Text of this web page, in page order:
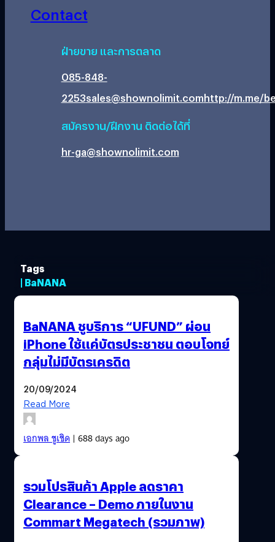
Contact
ฝ่ายขาย และการตลาด
085-848-
2253sales@shownolimit.comhttp://m.me/
สมัครงาน/ฝึกงาน ติดต่อได้ที่
hr-ga@shownolimit.com
Tags
| BaNANA
BaNANA ชูบริการ “UFUND” ผ่อน
iPhone ใช้แค่บัตรประชาชน ตอบโจทย์
กลุ่มไม่มีบัตรเครดิต
20/09/2024
Read More
เอกพล ชูเชิด| 688 days ago
รวมโปรสินค้า Apple ลดราคา
Clearance – Demo ภายในงาน
Commart Megatech (รวมภาพ)